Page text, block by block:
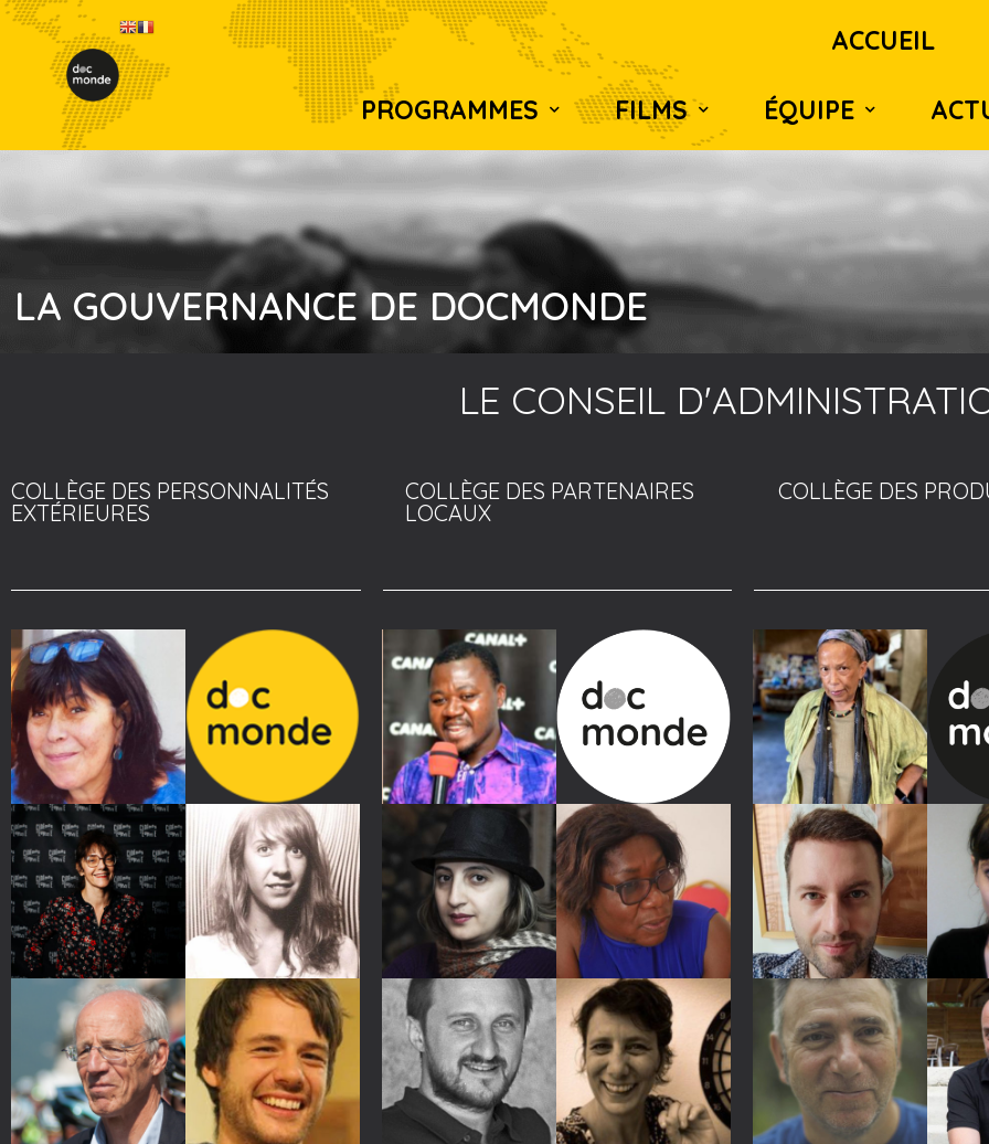
ACCUEIL
PROGRAMMES FILMS ÉQUIPE
LA GOUVERNANCE DE DOCMONDE
LE CONSEIL
COLLÈGE DES PERSONNALITÉS
EXTÉRIEURES
COLLÈGE DES PARTENAIRES
LOCAUX
COLLÈGE DES